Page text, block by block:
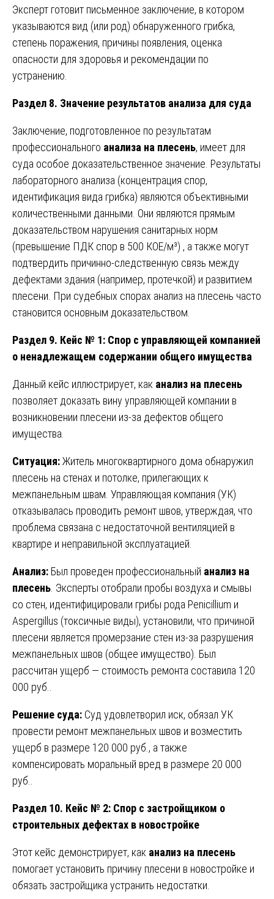
Эксперт готовит письменное заключение, в котором
указываются вид (или род) обнаруженного грибка,
степень поражения, причины появления, оценка
опасности для здоровья и рекомендации по
устранению.
Раздел 8. Значение результатов анализа для суда
Заключение, подготовленное по результатам
профессионального анализа на плесень, имеет для
суда особое доказательственное значение. Результаты
лабораторного анализа (концентрация спор,
идентификация вида грибка) являются объективными
количественными данными. Они являются прямым
доказательством нарушения санитарных норм
(превышение ПДК спор в 500 КОЕ/м³) , а также могут
подтвердить причинно-следственную связь между
дефектами здания (например, протечкой) и развитием
плесени. При судебных спорах анализ на плесень часто
становится основным доказательством.
Раздел 9. Кейс № 1: Спор с управляющей компанией
о ненадлежащем содержании общего имущества
Данный кейс иллюстрирует, как анализ на плесень
позволяет доказать вину управляющей компании в
возникновении плесени из-за дефектов общего
имущества.
Ситуация:Житель многоквартирного дома обнаружил
плесень на стенах и потолке, прилегающих к
межпанельным швам. Управляющая компания (УК)
отказывалась проводить ремонт швов, утверждая, что
проблема связана с недостаточной вентиляцией в
квартире и неправильной эксплуатацией.
Анализ: Был проведен профессиональный анализ на
плесень . Эксперты отобрали пробы воздуха и смывы
со стен, идентифицировали грибы рода Penicillium и
Aspergillus (токсичные виды), установили, что причиной
плесени является промерзание стен из-за разрушения
межпанельных швов (общее имущество). Был
рассчитан ущерб — стоимость ремонта составила 120
000 руб..
Решение суда: Суд удовлетворил иск, обязал УК
провести ремонт межпанельных швов и возместить
ущерб в размере 120 000 руб., а также
компенсировать моральный вред в размере 20 000
руб..
Раздел 10. Кейс № 2: Спор с застройщиком о
строительных дефектах в новостройке
Этот кейс демонстрирует, как анализ на плесень
помогает установить причину плесени в новостройке и
обязать застройщика устранить недостатки.